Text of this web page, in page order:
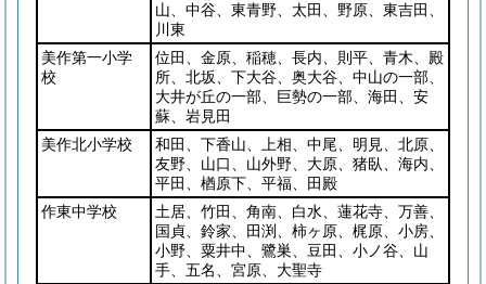
山、中谷、東青野、太田、野原、東吉田、
川東
美作第一小学
校
位田、金原、稲穂、長内、則平、青木、殿
所、北坂、下大谷、奥大谷、中山の一部、
大井が丘の一部、巨勢の一部、海田、安
蘇、岩見田
美作北小学校
和田、下香山、上相、中尾、明見、北原、
友野、山口、山外野、大原、猪臥、海内、
平田、楢原下、平福、田殿
作東中学校
土居、竹田、角南、白水、蓮花寺、万善、
国貞、鈴家、田渕、柿ヶ原、梶原、小房、
小野、粟井中、鷺巣、豆田、小ノ谷、山
手、五名、宮原、大聖寺